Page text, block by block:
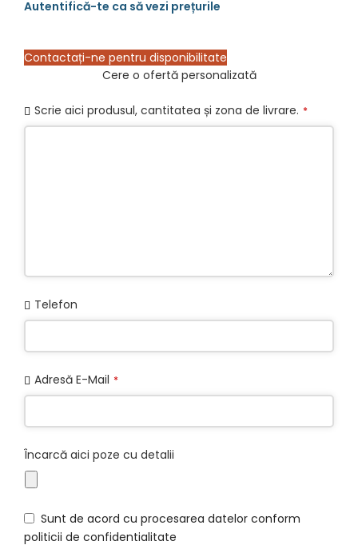
Contactați-ne pentru disponibilitate
Cere o ofertă personalizată
Scrie aici produsul, cantitatea și zona de livrare. *
Telefon
Adresă E-Mail *
Website
URL
Încarcă aici poze cu detalii
Sunt de acord cu procesarea datelor conform
politicii de confidentialitate